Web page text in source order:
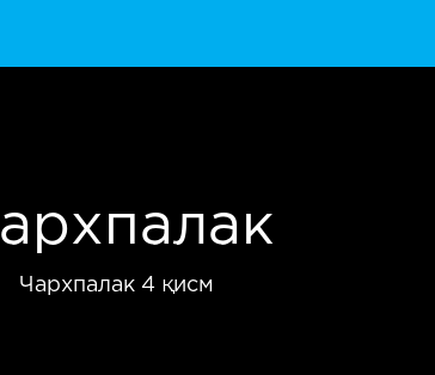
Чархпалак 4 қисм